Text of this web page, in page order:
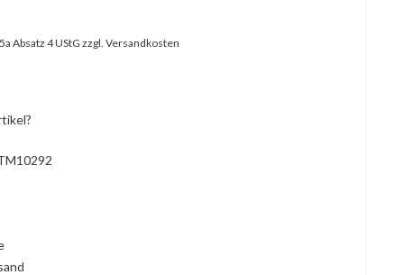
Absatz 4 UStGzzgl. Versandkosten